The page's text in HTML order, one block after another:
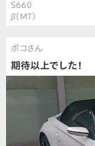
S660
β（MT）
ポコさん
期待以上でした！